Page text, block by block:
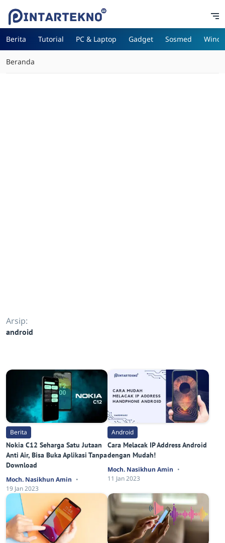
Berita Tutorial PC & Laptop Gadget Sosmed
Beranda
Arsip:
android
Berita
Nokia C12 Seharga Satu Jutaan
Anti Air, Bisa Buka Aplikasi Tanpa
Download
Moch. Nasikhun Amin
19 Jan 2023
Android
Cara Melacak IP Address Android
dengan Mudah!
Moch. Nasikhun Amin
11 Jan 2023